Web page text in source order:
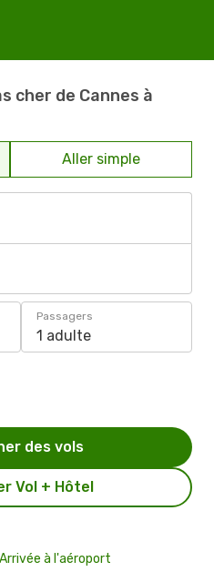
cher de Cannes à
Aller simple
Passagers
1 adulte
Vol + Hôtel
des vols
Arrivée à l'aéroport